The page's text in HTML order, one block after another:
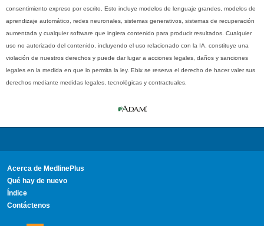
consentimiento expreso por escrito. Esto incluye modelos de lenguaje grandes, modelos de
aprendizaje automático, redes neuronales, sistemas generativos, sistemas de recuperación
aumentada y cualquier software que ingiera contenido para producir resultados. Cualquier
uso no autorizado del contenido, incluyendo el uso relacionado con la IA, constituye una
violación de nuestros derechos y puede dar lugar a acciones legales, daños y sanciones
legales en la medida en que lo permita la ley. Ebix se reserva el derecho de hacer valer sus
derechos mediante medidas legales, tecnológicas y contractuales.
Acerca de MedlinePlus
Qué hay de nuevo
Índice
Contáctenos